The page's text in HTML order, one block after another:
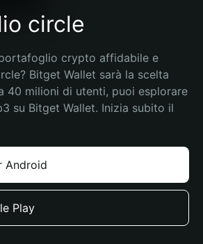
circle
crypto affidabile e
Bitget Wallet sarà la scelta
40 milioni di utenti, puoi esplorare
su Bitget Wallet. Inizia subito il
Android
Play